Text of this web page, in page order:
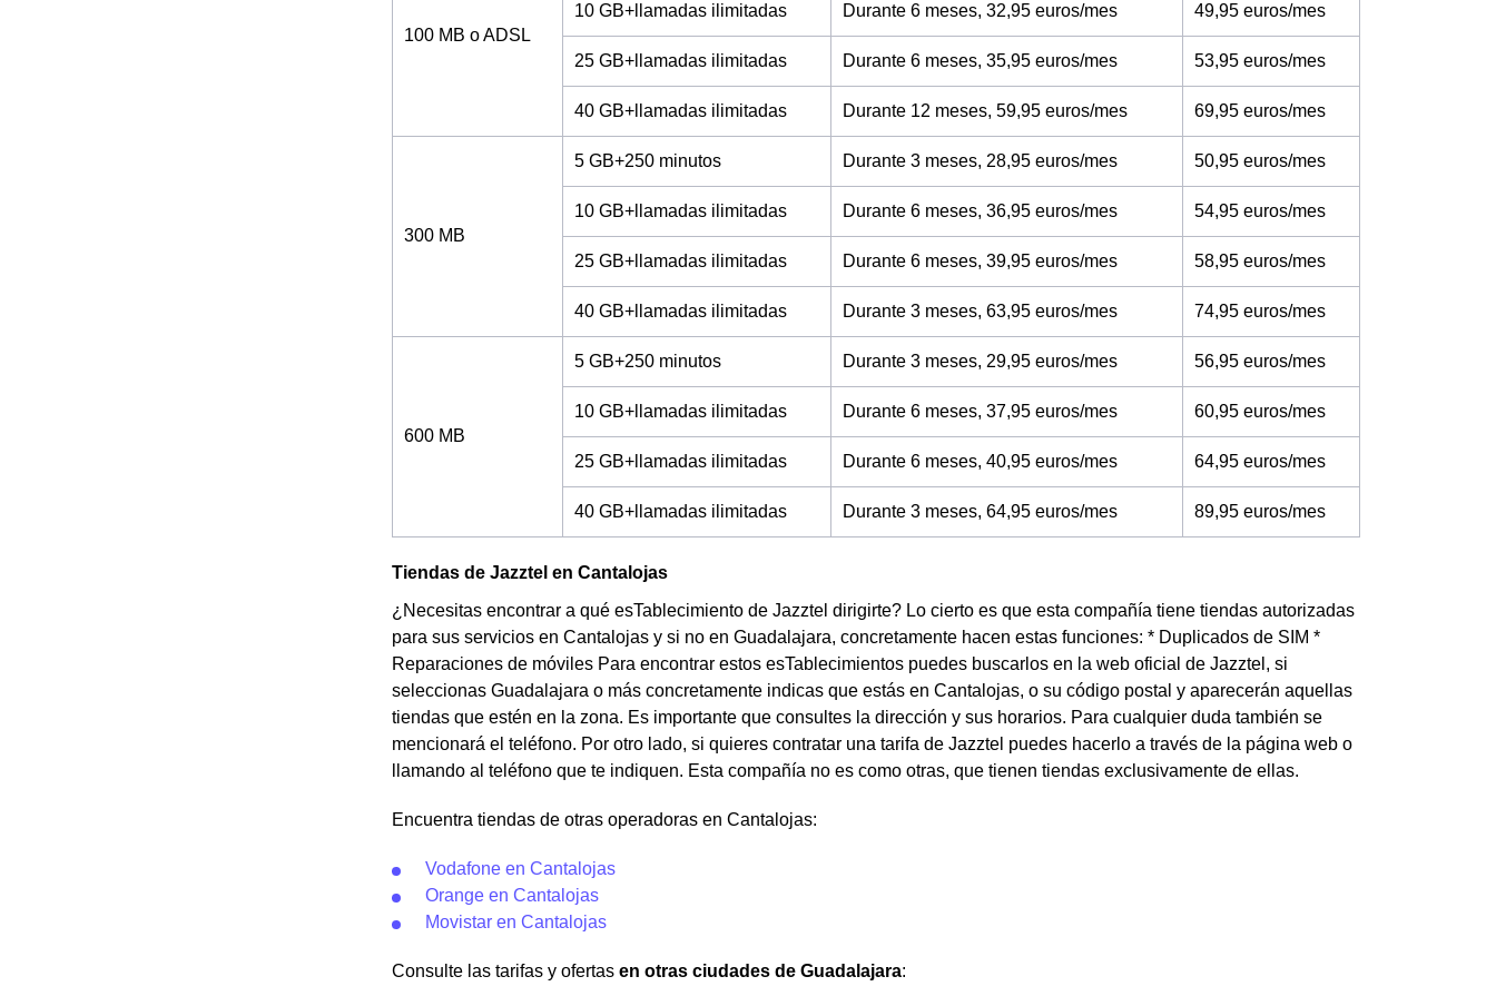
100 MB o ADSL
10 GB+llamadas ilimitadas Durante 6 meses, 32,95 euros/mes 49,95 euros/mes
25 GB+llamadas ilimitadas Durante 6 meses, 35,95 euros/mes 53,95 euros/mes
40 GB+llamadas ilimitadas Durante 12 meses, 59,95 euros/mes 69,95 euros/mes
300 MB
5 GB+250 minutos Durante 3 meses, 28,95 euros/mes 50,95 euros/mes
10 GB+llamadas ilimitadas Durante 6 meses, 36,95 euros/mes 54,95 euros/mes
25 GB+llamadas ilimitadas Durante 6 meses, 39,95 euros/mes 58,95 euros/mes
40 GB+llamadas ilimitadas Durante 3 meses, 63,95 euros/mes 74,95 euros/mes
600 MB
5 GB+250 minutos Durante 3 meses, 29,95 euros/mes 56,95 euros/mes
10 GB+llamadas ilimitadas Durante 6 meses, 37,95 euros/mes 60,95 euros/mes
25 GB+llamadas ilimitadas Durante 6 meses, 40,95 euros/mes 64,95 euros/mes
40 GB+llamadas ilimitadas Durante 3 meses, 64,95 euros/mes 89,95 euros/mes
Tiendas de Jazztel en Cantalojas
¿Necesitas encontrar a qué esTablecimiento de Jazztel dirigirte? Lo cierto es que esta compañía tiene tiendas autorizadas
para sus servicios en Cantalojas y si no en Guadalajara, concretamente hacen estas funciones: * Duplicados de SIM *
Reparaciones de móviles Para encontrar estos esTablecimientos puedes buscarlos en la web oficial de Jazztel, si
seleccionas Guadalajara o más concretamente indicas que estás en Cantalojas, o su código postal y aparecerán aquellas
tiendas que estén en la zona. Es importante que consultes la dirección y sus horarios. Para cualquier duda también se
mencionará el teléfono. Por otro lado, si quieres contratar una tarifa de Jazztel puedes hacerlo a través de la página web o
llamando al teléfono que te indiquen. Esta compañía no es como otras, que tienen tiendas exclusivamente de ellas.
Encuentra tiendas de otras operadoras en Cantalojas:
Vodafone en Cantalojas
Orange en Cantalojas
Movistar en Cantalojas
Consulte las tarifas y ofertas en otras ciudades de Guadalajara: